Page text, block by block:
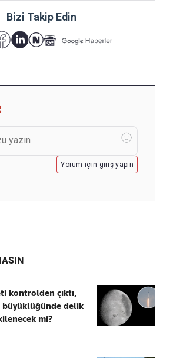
Bizi Takip Edin
Yorum için giriş yapın
kontrolden çıktı,
delik
mi?